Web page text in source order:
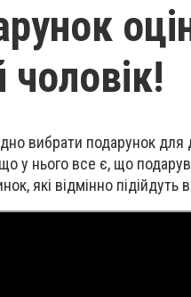
чоловік!
вибрати подарунок для
у нього все є, що
які відмінно підійдуть